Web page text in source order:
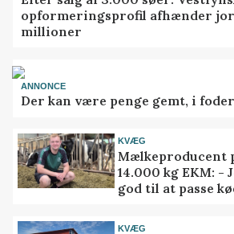
opformeringsprofil afhænder
millioner
ANNONCE
Der kan være penge gemt, i
KVÆG
Mælkeproducent
14.000 kg EKM: -
god til at passe
KVÆG